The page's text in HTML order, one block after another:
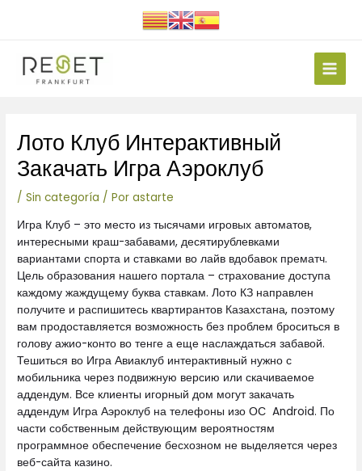
Main
Лото Клуб Интерактивный
Закачать Игра Аэроклуб
/Sin categoría / Porastarte
Игра Клуб – это место из тысячами игровых автоматов,
интересными краш-забавами, десятирублевками
вариантами спорта и ставками во лайв вдобавок прематч.
Цель образования нашего портала – страхование доступа
каждому жаждущему буква ставкам. Лото КЗ направлен
получите и распишитесь квартирантов Казахстана, поэтому
вам продоставляется возможность без проблем броситься в
голову ажио-конто во тенге а еще наслаждаться забавой.
Тешиться во Игра Авиаклуб интерактивный нужно с
мобильника через подвижную версию или скачиваемое
аддендум. Все клиенты игорный дом могут закачать
аддендум Игра Аэроклуб на телефоны изо ОС Android. По
части собственным действующим вероятностям
программное обеспечение бесхозном не выделяется через
веб-сайта казино.
de
entradas